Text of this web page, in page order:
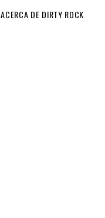
ACERCA DE DIRTY ROCK